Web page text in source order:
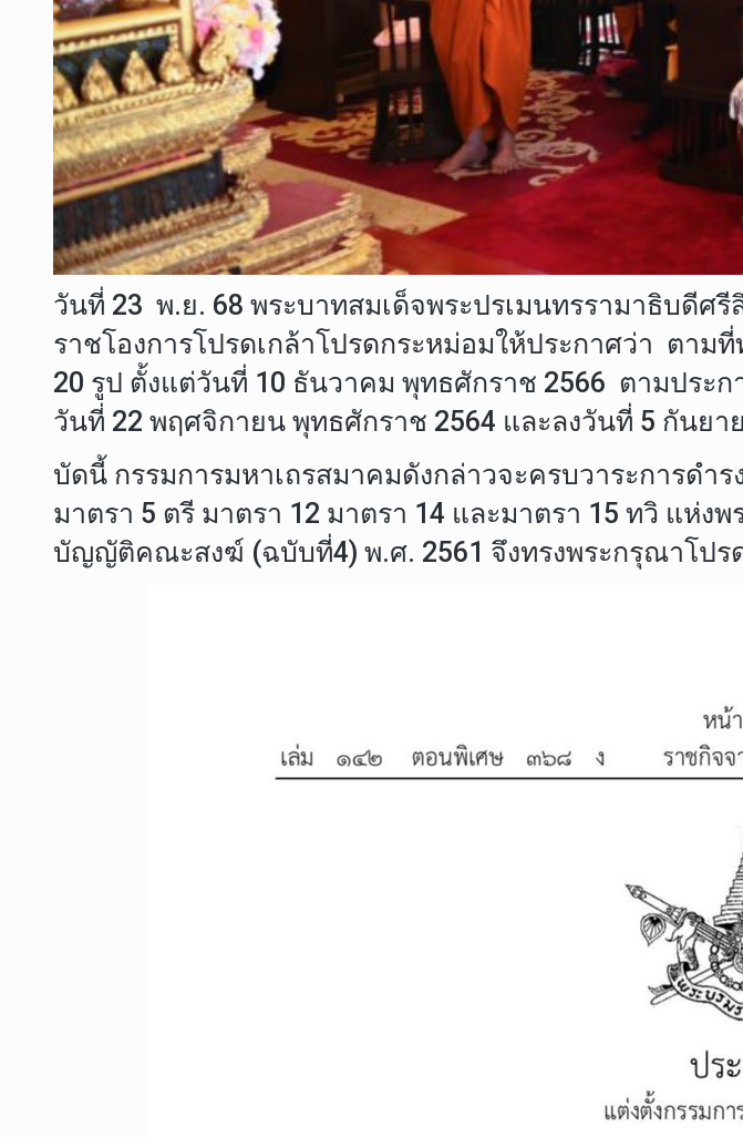
วันที่ 23 พ.ย. 68 พระบาทสมเด็จพระปรเมนทรรามาธิบดีศ
ราชโองการโปรดเกล้าโปรดกระหม่อมให้ประกาศว่า ตา
20 รูป ตั้งแต่วันที่ 10 ธันวาคม พุทธศักราช 2566 ตามประ
วันที่ 22 พฤศจิกายน พุทธศักราช 2564 และลงวันที่ 5 กันยา
บัดนี้ กรรมการมหาเถรสมาคมดังกล่าวจะครบวาระการด
มาตรา 5 ตรี มาตรา 12 มาตรา 14 และมาตรา 15 ทวิ แห่
บัญญัติคณะสงฆ์ (ฉบับที่4) พ.ศ. 2561 จึงทรงพระกรุณาโปร